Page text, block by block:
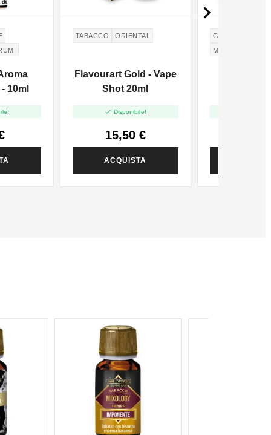
10ml
TABACCO ORIENTAL
Flavourart Gold - Vape
Shot 20ml
 Disponibile!
15,50 €
ACQUISTA
GHIACCIO
MELOGRANO
